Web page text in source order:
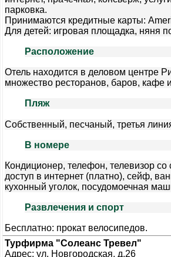
парковка.
Принимаются кредитные карты:
Для детей: игровая площадка, няня
Расположение
Отель находится в деловом центре
множество ресторанов, баров, кафе
Пляж
Собственный, песчаный, третья
В номере
Кондиционер, телефон, телевизор
доступ в интернет (платно), сейф,
кухонный уголок, посудомоечная
Развлечения и спорт
Бесплатно: прокат велосипедов.
Турфирма "Солеанс Тревел"
Адрес: ул. Новгородская, д.26